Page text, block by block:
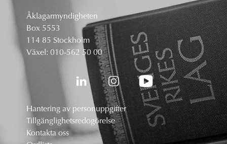
Åklagarmyndigheten
Box 5553
114 85 Stockholm
Växel: 010-562 50 00
Hantering av personuppgifter
Tillgänglighetsredogörelse
Kontakta oss